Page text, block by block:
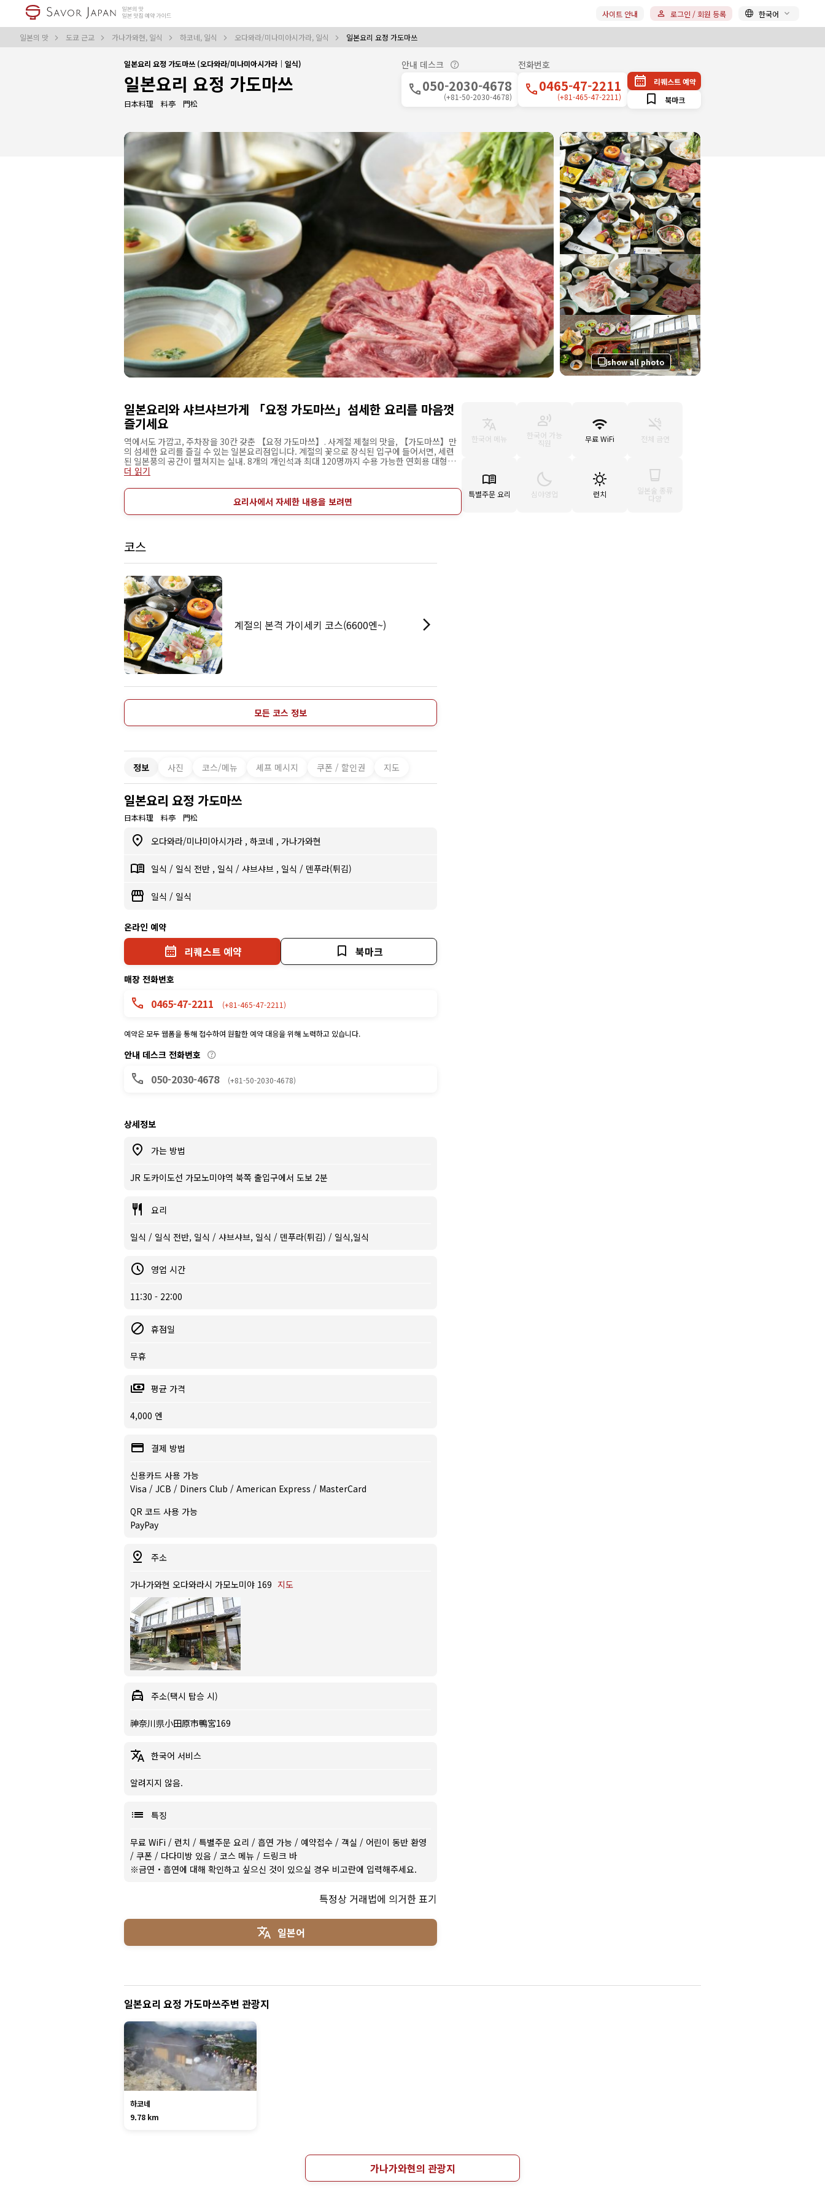
일본의 맛 도쿄 근교 가나가와현, 일식 하코네, 일식 오다와라/미나미아시가라, 일식 일본요리 요정 가도마쓰
사이트 안내 로그인 / 회원 등록 한국어
일본요리 요정 가도마쓰 (오다와라/미나미아시가라｜일식)
일본요리 요정 가도마쓰
日本料理 料亭 門松
안내 데스크
050-2030-4678
(+81-50-2030-4678)
전화번호
0465-47-2211
(+81-465-47-2211)
리퀘스트 예약
북마크
show all photo
일본요리와 샤브샤브가게 「요정 가도마쓰」섬세한 요리를 마음껏
즐기세요
역에서도 가깝고, 주차장을 30칸 갖춘 【요정 가도마쓰】. 사계절 제철의 맛을, 【가도마쓰】만
의 섬세한 요리를 즐길 수 있는 일본요리점입니다. 계절의 꽃으로 장식된 입구에 들어서면, 세련
된 일본풍의 공간이 펼쳐지는 실내. 8개의 개인석과 최대 120명까지 수용 가능한 연회용 대형실
등, 모든 상황에 대응할 수 있는 것이 매력입니다. 신선하고 엄선된 제철 재료만을 고집하여 실력
치는 신선한 소재만을 사용하여 어떤 메뉴도 다양한 맛을 즐길 수 있습니다. 연회부터 동료·가족
간의 회식까지 폭넓게 이용할 수 있습니다.
더 읽기
요리사에서 자세한 내용을 보려면
한국어 메뉴 한국어 가능
직원 무료 WiFi 전체 금연
특별주문 요리 심야영업 런치 일본술 종류
다양
코스
계절의 본격 가이세키 코스(6600엔~)
모든 코스 정보
정보 사진 코스/메뉴 셰프 메시지 쿠폰 / 할인권 지도
일본요리 요정 가도마쓰
日本料理 料亭 門松
오다와라/미나미아시가라 , 하코네 , 가나가와현
일식 / 일식 전반 , 일식 / 샤브샤브 , 일식 / 덴푸라(튀김)
일식 / 일식
온라인 예약
리퀘스트 예약 북마크
매장 전화번호
0465-47-2211 (+81-465-47-2211)
예약은 모두 웹폼을 통해 접수하여 원활한 예약 대응을 위해 노력하고 있습니다.
안내 데스크 전화번호
050-2030-4678 (+81-50-2030-4678)
상세정보
가는 방법
JR 도카이도선 가모노미야역 북쪽 출입구에서 도보 2분
요리
일식 / 일식 전반, 일식 / 샤브샤브, 일식 / 덴푸라(튀김) / 일식,일식
영업 시간
11:30 - 22:00
휴점일
무휴
평균 가격
4,000 엔
결제 방법
신용카드 사용 가능
Visa / JCB / Diners Club / American Express / MasterCard
QR 코드 사용 가능
PayPay
주소
가나가와현 오다와라시 가모노미야 169 지도
주소(택시 탑승 시)
神奈川県小田原市鴨宮169
한국어 서비스
알려지지 않음.
특징
무료 WiFi / 런치 / 특별주문 요리 / 흡연 가능 / 예약접수 / 객실 / 어린이 동반 환영
/ 쿠폰 / 다다미방 있음 / 코스 메뉴 / 드링크 바
※금연・흡연에 대해 확인하고 싶으신 것이 있으실 경우 비고란에 입력해주세요.
특정상 거래법에 의거한 표기
일본어
일본요리 요정 가도마쓰주변 관광지
하코네
9.78 km
가나가와현의 관광지